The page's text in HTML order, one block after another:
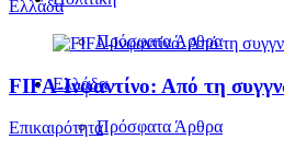
Πρόσφατα Άρθρα
Ελλάδα
Πρόσφατα Άρθρα
Ελλάδα
FIFA-Ινφαντίνο: Από τη
Επικαιρότητα